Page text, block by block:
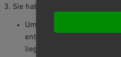
Sie haben folgende
Um die gesamte
entschädigen, der
liegt, geben Sie aud der